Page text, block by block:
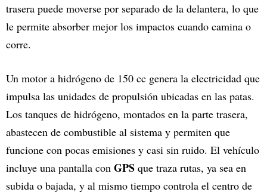
trasera puede moverse por separado de la delantera, lo que
le permite absorber mejor los impactos cuando camina o
corre.
Un motor a hidrógeno de 150 cc genera la electricidad que
impulsa las unidades de propulsión ubicadas en las patas.
Los tanques de hidrógeno, montados en la parte trasera,
abastecen de combustible al sistema y permiten que
funcione con pocas emisiones y casi sin ruido. El vehículo
incluye una pantalla con GPS que traza rutas, ya sea en
subida o bajada, y al mismo tiempo controla el centro de